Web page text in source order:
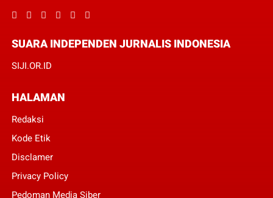
SUARA INDEPENDEN JURNALIS INDONESIA
SIJI.OR.ID
HALAMAN
Redaksi
Kode Etik
Disclamer
Privacy Policy
Pedoman Media Siber